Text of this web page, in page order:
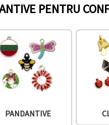
PENTRU
PANDANTIVE